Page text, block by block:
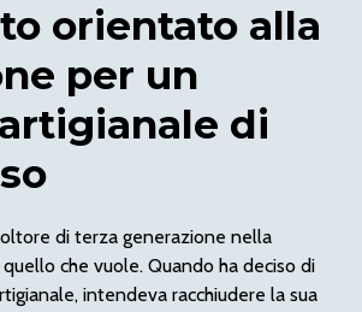
orientato alla
per un
di
di terza generazione nella
che vuole. Quando ha deciso di
intendeva racchiudere la sua